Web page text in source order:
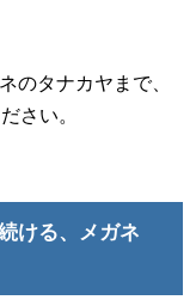
のタナカヤまで、
さい。
ける、メガネ